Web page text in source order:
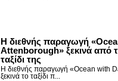
Η διεθνής παραγωγή
Attenborough» ξεκινά από
ταξίδι της
Η διεθνής παραγωγή «Ocean with
ξεκινά το ταξίδι π...